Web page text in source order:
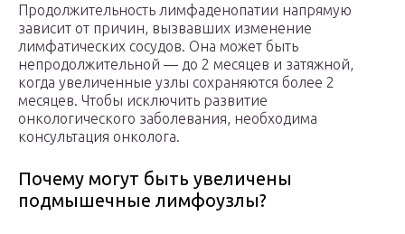
Продолжительность лимфаденопатии напрямую
зависит от причин, вызвавших изменение
лимфатических сосудов. Она может быть
непродолжительной — до 2 месяцев и затяжной,
когда увеличенные узлы сохраняются более 2
месяцев. Чтобы исключить развитие
онкологического заболевания, необходима
консультация онколога.
Почему могут быть увеличены
подмышечные лимфоузлы?